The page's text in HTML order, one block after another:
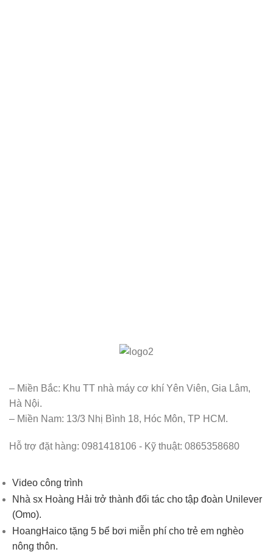
– Miền Bắc: Khu TT nhà máy cơ khí Yên Viên, Gia Lâm,
Hà Nội.
– Miền Nam: 13/3 Nhị Bình 18, Hóc Môn, TP HCM.
Hỗ trợ đặt hàng: 0981418106 - Kỹ thuật: 0865358680
Video công trình
Nhà sx Hoàng Hải trở thành đối tác cho tập đoàn Unilever
(Omo).
HoangHaico tặng 5 bể bơi miễn phí cho trẻ em nghèo
nông thôn.